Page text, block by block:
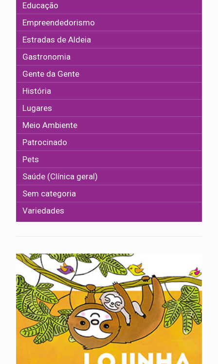
Educação
Empreendedorismo
Estradas de Aldeia
Gastronomia
Gente da Gente
História
Lugares
Meio Ambiente
Patrocinado
Pets
Saúde (Clínica geral)
Sem categoria
Variedades